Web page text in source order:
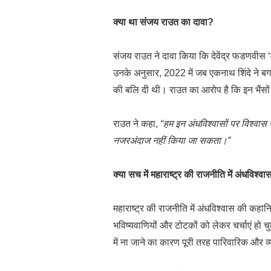
क्या था संजय राउत का दावा?
संजय राउत ने दावा किया कि देवेंद्र फडणवीस
उनके अनुसार, 2022 में जब एकनाथ शिंदे ने
की बलि दी थी। राउत का आरोप है कि इन भैंसों
राउत ने कहा, “हम इन अंधविश्वासों पर
नजरअंदाज नहीं किया जा सकता।”
क्या सच में महाराष्ट्र की राजनीति में
महाराष्ट्र की राजनीति में अंधविश्वास की
भविष्यवाणियों और टोटकों को लेकर चर्चाएं
में ना जाने का कारण पूरी तरह पारिवारिक और